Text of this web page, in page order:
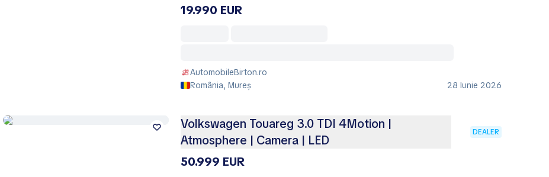
19.990 EUR
AutomobileBirton.ro
România, Mureș
28 Iunie 2026
Volkswagen Touareg 3.0 TDI 4Motion |
Atmosphere | Camera | LED
DEALER
50.999 EUR